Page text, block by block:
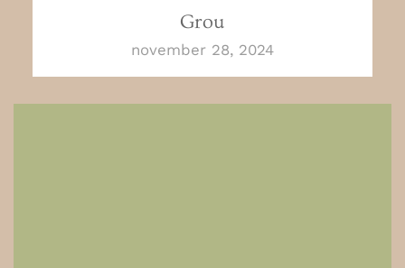
Grou
november 28, 2024